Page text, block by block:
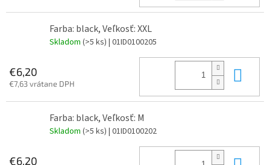
Farba: black, Veľkosť: XXL
Skladom (>5 ks) | 01ID0100205
€6,20
€7,63 vrátane DPH
Farba: black, Veľkosť: M
Skladom (>5 ks) | 01ID0100202
€6,20